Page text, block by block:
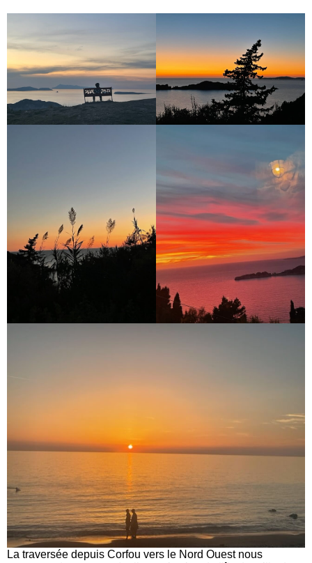
La traversée depuis Corfou vers le Nord Ouest nous